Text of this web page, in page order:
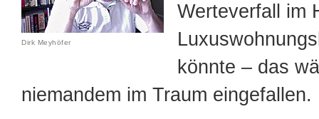
Dirk Meyhöfer
Werteverfall im
könnte – das
niemandem im Traum eingefallen.